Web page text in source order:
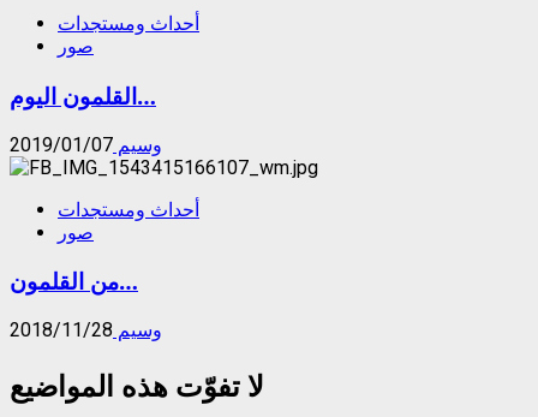
أحداث ومستجدات
صور
القلمون اليوم…
وسيم 2019/01/07
أحداث ومستجدات
صور
من القلمون…
وسيم 2018/11/28
لا تفوّت هذه المواضيع